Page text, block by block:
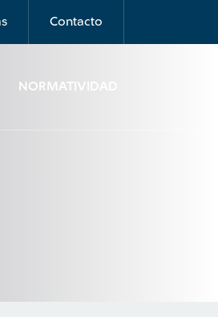
Contacto
NORMATIVIDAD